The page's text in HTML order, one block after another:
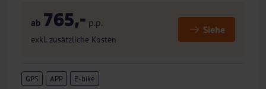
ab 765,- p.p.
exkl. zusätzliche Kosten
Siehe
GPS APP E-bike